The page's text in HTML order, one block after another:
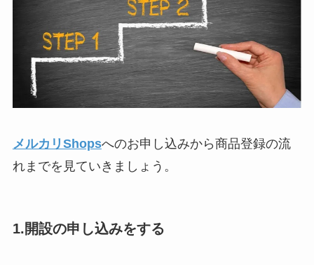
メルカリShopsへのお申し込みから商品登録の流
れまでを見ていきましょう。
1.開設の申し込みをする